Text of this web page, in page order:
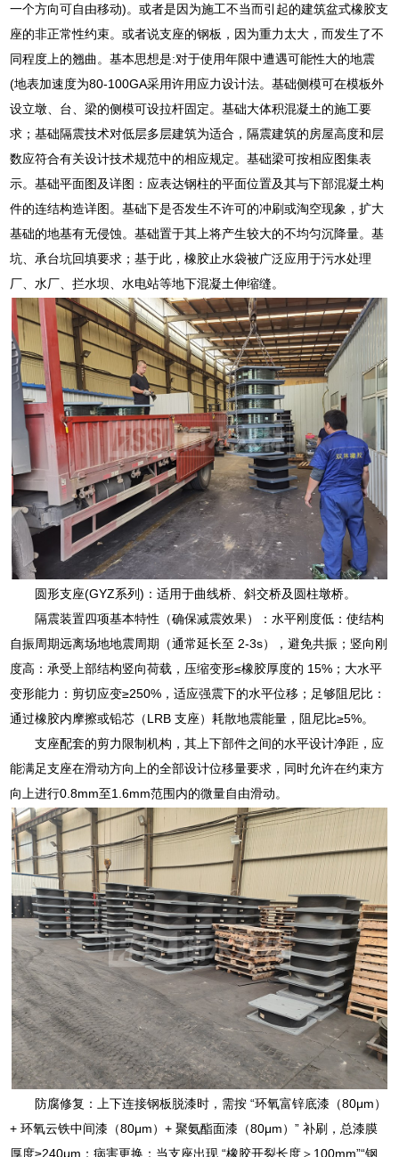
一个方向可自由移动)。或者是因为施工不当而引起的建筑盆式橡胶支
座的非正常性约束。或者说支座的钢板，因为重力太大，而发生了不
同程度上的翘曲。基本思想是:对于使用年限中遭遇可能性大的地震
(地表加速度为80-100GA采用许用应力设计法。基础侧模可在模板外
设立墩、台、梁的侧模可设拉杆固定。基础大体积混凝土的施工要
求；基础隔震技术对低层多层建筑为适合，隔震建筑的房屋高度和层
数应符合有关设计技术规范中的相应规定。基础梁可按相应图集表
示。基础平面图及详图：应表达钢柱的平面位置及其与下部混凝土构
件的连结构造详图。基础下是否发生不许可的冲刷或淘空现象，扩大
基础的地基有无侵蚀。基础置于其上将产生较大的不均匀沉降量。基
坑、承台坑回填要求；基于此，橡胶止水袋被广泛应用于污水处理
厂、水厂、拦水坝、水电站等地下混凝土伸缩缝。
圆形支座(GYZ系列)：适用于曲线桥、斜交桥及圆柱墩桥。
隔震装置四项基本特性（确保减震效果）：水平刚度低：使结构
自振周期远离场地地震周期（通常延长至 2-3s），避免共振；竖向刚
度高：承受上部结构竖向荷载，压缩变形≤橡胶厚度的 15%；大水平
变形能力：剪切应变≥250%，适应强震下的水平位移；足够阻尼比：
通过橡胶内摩擦或铅芯（LRB 支座）耗散地震能量，阻尼比≥5%。
支座配套的剪力限制机构，其上下部件之间的水平设计净距，应
能满足支座在滑动方向上的全部设计位移量要求，同时允许在约束方
向上进行0.8mm至1.6mm范围内的微量自由滑动。
防腐修复：上下连接钢板脱漆时，需按 “环氧富锌底漆（80μm）
+ 环氧云铁中间漆（80μm）+ 聚氨酯面漆（80μm）” 补刷，总漆膜
厚度≥240μm；病害更换：当支座出现 “橡胶开裂长度＞100mm”“钢